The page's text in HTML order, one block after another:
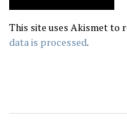
This site uses Akismet to
data is processed.